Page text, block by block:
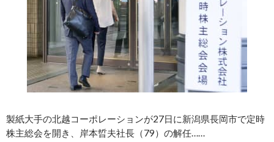
製紙大手の北越コーポレーションが27日に新潟県長岡市で定時
株主総会を開き、岸本晢夫社長（79）の解任……